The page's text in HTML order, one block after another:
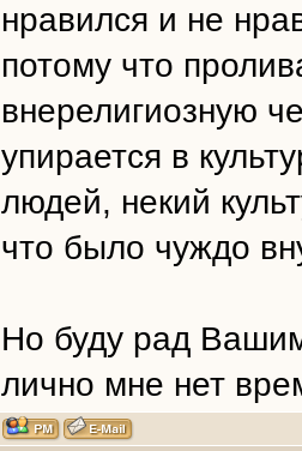
нравился и не
потому что
внерелигиозную
упирается в
людей, некий
что было чуждо
Но буду рад
лично мне нет